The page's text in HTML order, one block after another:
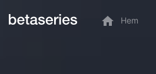
Hem